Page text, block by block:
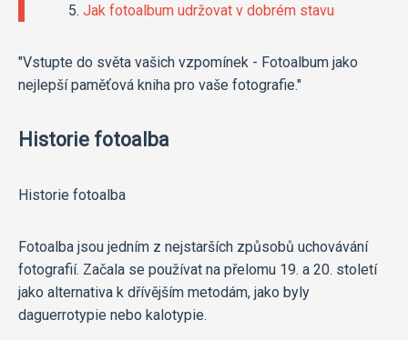
Jak fotoalbum udržovat v dobrém stavu
"Vstupte do světa vašich vzpomínek - Fotoalbum jako
nejlepší paměťová kniha pro vaše fotografie."
Historie fotoalba
Historie fotoalba
Fotoalba jsou jedním z nejstarších způsobů uchovávání
fotografií. Začala se používat na přelomu 19. a 20. století
jako alternativa k dřívějším metodám, jako byly
daguerrotypie nebo kalotypie.